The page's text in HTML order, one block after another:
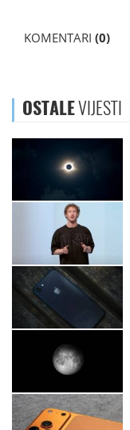
KOMENTARI (0)
OSTALEVIJESTI